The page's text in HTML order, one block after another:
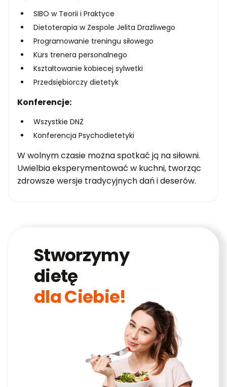
SIBO w Teorii i Praktyce
Dietoterapia w Zespole Jelita Drażliwego
Programowanie treningu siłowego
Kurs trenera personalnego
Kształtowanie kobiecej sylwetki
Przedsiębiorczy dietetyk
Konferencje:
Wszystkie DNŻ
Konferencja Psychodietetyki
W wolnym czasie można spotkać ją na siłowni.
Uwielbia eksperymentować w kuchni, tworząc
zdrowsze wersje tradycyjnych dań i deserów.
Stworzymy
dietę
dla Ciebie!